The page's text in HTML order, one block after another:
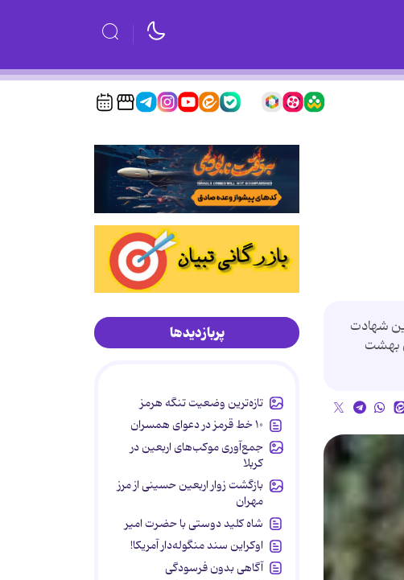
شهادت
بهشت
پربازدیدها
تازه‌ترین وضعیت تنگه هرمز
۱۰ خط قرمز در دعوای همسران
جمع‌آوری موکب‌های اربعین در
کربلا
بازگشت زوار اربعین حسینی از مرز
مهران
شاه کلید دوستی با حضرت امیر
اوکراین سند منگوله‌دار آمریکا!
آگاهی بدون فرسودگی